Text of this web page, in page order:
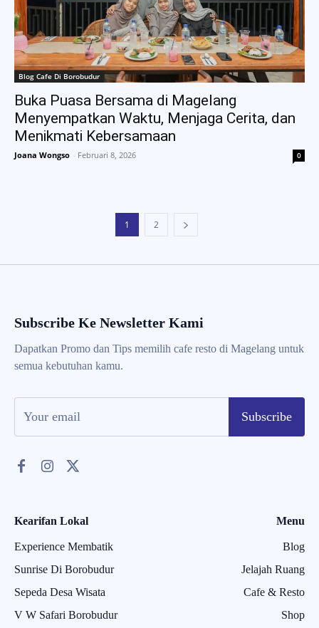
Blog Cafe Di Borobudur
Buka Puasa Bersama di Magelang
Menyempatkan Waktu, Menjaga Cerita, dan
Menikmati Kebersamaan
Joana Wongso - Februari 8, 2026 0
1 2
Subscribe Ke Newsletter Kami
Dapatkan Promo dan Tips memilih cafe resto di Magelang untuk
semua kebutuhan kamu.
Subscribe
Kearifan Lokal
Experience Membatik
Sunrise Di Borobudur
Sepeda Desa Wisata
V W Safari Borobudur
Menu
Blog
Jelajah Ruang
Cafe & Resto
Shop